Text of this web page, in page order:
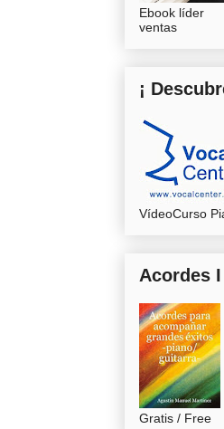
Ebook líder
ventas
¡
VídeoCurso
Acordes I
Gratis / Free